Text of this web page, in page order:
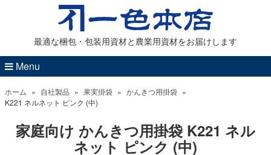
最適な梱包・包装用資材と農業用資材をお届けします
Menu
ホーム » 自社製品 » 果実掛袋 » かんきつ用掛袋 »
K221 ネルネット ピンク (中)
家庭向け かんきつ用掛袋 K221 ネル
ネット ピンク (中)